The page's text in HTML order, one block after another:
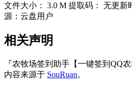
文件大小：
3.0 M 提取码： 无更新
源：云盘用户
相关声明
『农牧场签到助手【一键签到QQ
内容来源于 SouRuan。